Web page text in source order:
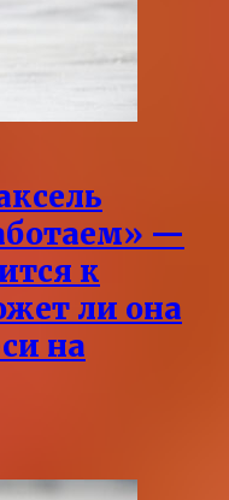
—
к
ли она
на